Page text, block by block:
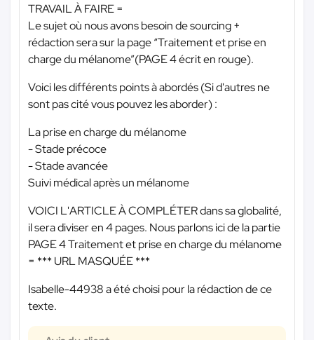
TRAVAIL À FAIRE =
Le sujet où nous avons besoin de sourcing +
rédaction sera sur la page “Traitement et prise en
charge du mélanome”(PAGE 4 écrit en rouge).
Voici les différents points à abordés (Si d'autres ne
sont pas cité vous pouvez les aborder) :
La prise en charge du mélanome
- Stade précoce
- Stade avancée
Suivi médical après un mélanome
VOICI L'ARTICLE À COMPLÉTER dans sa globalité,
il sera diviser en 4 pages. Nous parlons ici de la partie
PAGE 4 Traitement et prise en charge du mélanome
= *** URL MASQUÉE ***
Isabelle-44938 a été choisi pour la rédaction de ce
texte.